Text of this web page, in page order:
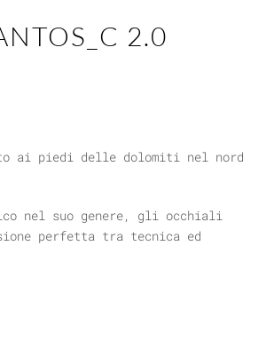
2.0
ai piedi delle dolomiti nel nord
nel suo genere, gli occhiali
perfetta tra tecnica ed